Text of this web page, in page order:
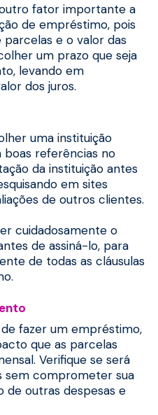
fator importante a
de empréstimo, pois
e o valor das
um prazo que seja
levando em
dos juros.
uma instituição
referências no
da instituição antes
em sites
de outros clientes.
cuidadosamente o
de assiná-lo, para
de todas as cláusulas
fazer um empréstimo,
que as parcelas
Verifique se será
sem comprometer sua
de outras despesas e